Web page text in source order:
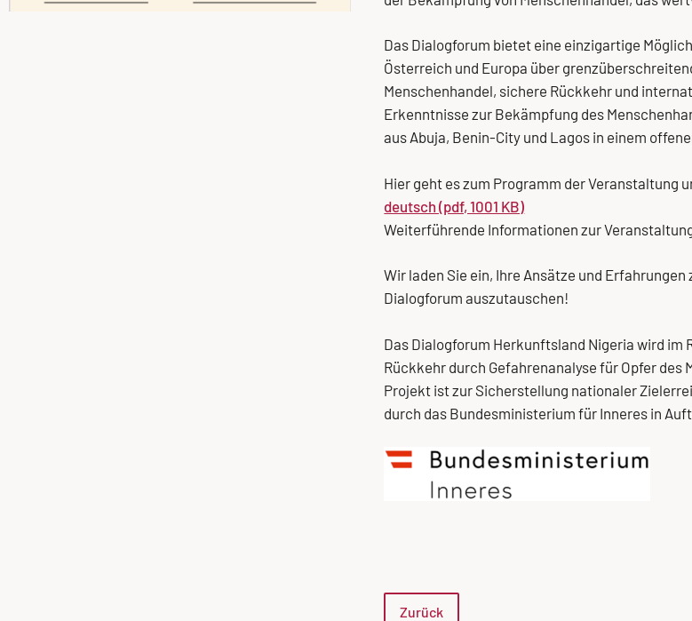
Das Dialogforum bietet eine einzigartige
Österreich und Europa über
Menschenhandel, sichere Rückkehr und
Erkenntnisse zur Bekämpfung des
aus Abuja, Benin-City und Lagos in einem
Hier geht es zum Programm der Veranstaltung
deutsch (pdf, 1001 KB)
Weiterführende Informationen zur
Wir laden Sie ein, Ihre Ansätze und
Dialogforum auszutauschen!
Das Dialogforum Herkunftsland Nigeria wird im
Rückkehr durch Gefahrenanalyse für Opfer
Projekt ist zur Sicherstellung nationaler
durch das Bundesministerium für Inneres in
Zurück